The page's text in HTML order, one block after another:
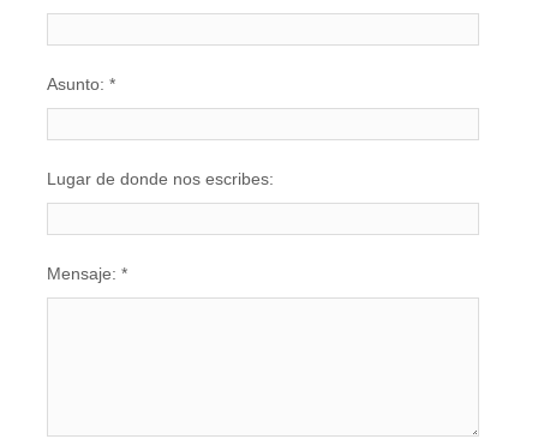
Asunto: *
Lugar de donde nos escribes:
Mensaje: *